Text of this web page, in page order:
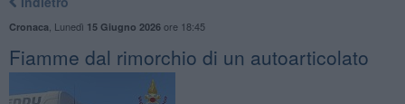
Cronaca Lunedì 15 Giugno 2026ore 18:45
Fiamme dal rimorchio di un autoarticolato